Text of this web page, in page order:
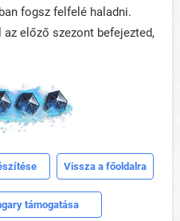
fogsz felfelé haladni.
előző szezont befejezted,
Vissza a főoldalra
támogatása